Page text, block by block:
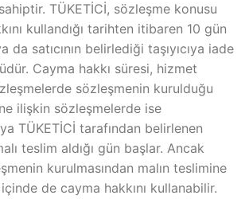
TÜKETİCİ, sözleşme konusu
kullandığı tarihten itibaren 10 gün
da satıcının belirlediği taşıyıcıya iade
Cayma hakkı süresi, hizmet
sözleşmenin kurulduğu
ilişkin sözleşmelerde ise
TÜKETİCİ tarafından belirlenen
teslim aldığı gün başlar. Ancak
kurulmasından malın teslimine
de cayma hakkını kullanabilir.